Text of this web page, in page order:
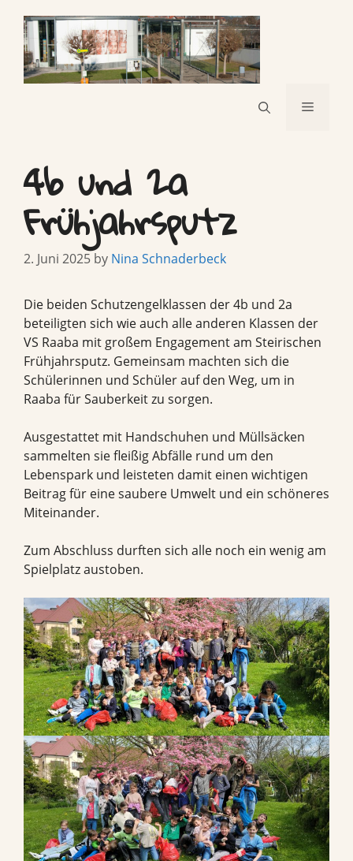
content
Menu
4b und 2a
Frühjahrsputz
2. Juni 2025 by Nina Schnaderbeck
Die beiden Schutzengelklassen der 4b und 2a
beteiligten sich wie auch alle anderen Klassen der
VS Raaba mit großem Engagement am Steirischen
Frühjahrsputz. Gemeinsam machten sich die
Schülerinnen und Schüler auf den Weg, um in
Raaba für Sauberkeit zu sorgen.
Ausgestattet mit Handschuhen und Müllsäcken
sammelten sie fleißig Abfälle rund um den
Lebenspark und leisteten damit einen wichtigen
Beitrag für eine saubere Umwelt und ein schöneres
Miteinander.
Zum Abschluss durften sich alle noch ein wenig am
Spielplatz austoben.